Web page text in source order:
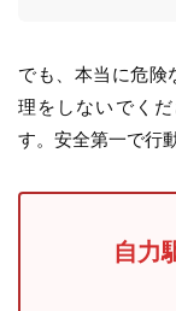
でも、本当に危険
理をしないでく
す。安全第一で行
自力